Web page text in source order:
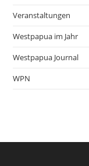
Veranstaltungen
Westpapua im Jahr
Westpapua Journal
WPN